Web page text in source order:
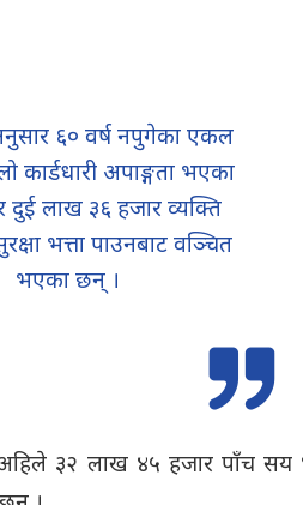
६० वर्ष नपुगेका एकल
कार्डधारी अपाङ्गता भएका
दुई लाख ३६ हजार व्यक्ति
भत्ता पाउनबाट वञ्चित
भएका छन् ।
३२ लाख ४५ हजार पाँच सय